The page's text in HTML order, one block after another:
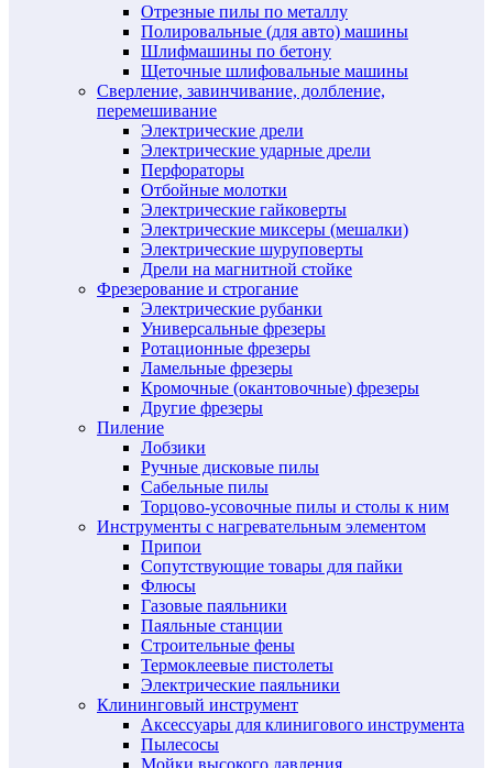
Отрезные пилы по металлу
Полировальные (для авто) машины
Шлифмашины по бетону
Щеточные шлифовальные машины
Сверление, завинчивание, долбление,
перемешивание
Электрические дрели
Электрические ударные дрели
Перфораторы
Отбойные молотки
Электрические гайковерты
Электрические миксеры (мешалки)
Электрические шуруповерты
Дрели на магнитной стойке
Фрезерование и строгание
Электрические рубанки
Универсальные фрезеры
Ротационные фрезеры
Ламельные фрезеры
Кромочные (окантовочные) фрезеры
Другие фрезеры
Пиление
Лобзики
Ручные дисковые пилы
Сабельные пилы
Торцово-усовочные пилы и столы к ним
Инструменты с нагревательным элементом
Припои
Сопутствующие товары для пайки
Флюсы
Газовые паяльники
Паяльные станции
Строительные фены
Термоклеевые пистолеты
Электрические паяльники
Клининговый инструмент
Аксессуары для клинигового инструмента
Пылесосы
Мойки высокого давления